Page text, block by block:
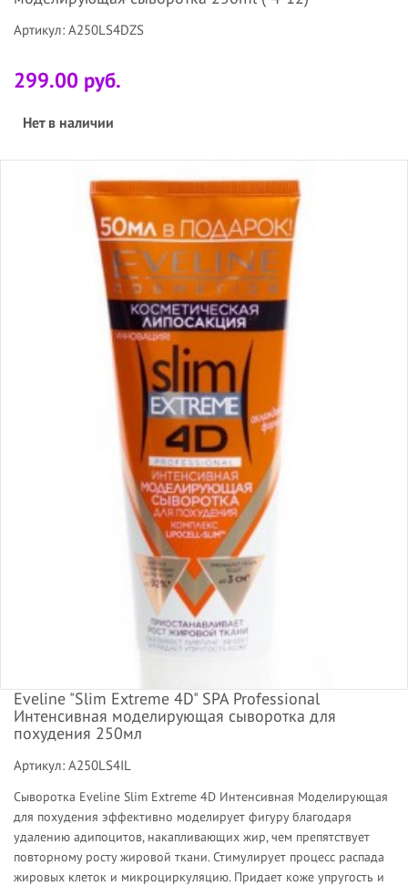
Артикул: A250LS4DZS
299.00 руб.
Нет в наличии
Eveline "Slim Extreme 4D" SPA Professional
Интенсивная моделирующая сыворотка для
похудения 250мл
Артикул: A250LS4IL
Сыворотка Eveline Slim Extreme 4D Интенсивная Моделирующая
для похудения эффективно моделирует фигуру благодаря
удалению адипоцитов, накапливающих жир, чем препятствует
повторному росту жировой ткани. Стимулирует процесс распада
жировых клеток и микроциркуляцию. Придает коже упругость и